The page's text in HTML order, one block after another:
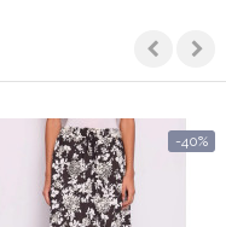
-40%